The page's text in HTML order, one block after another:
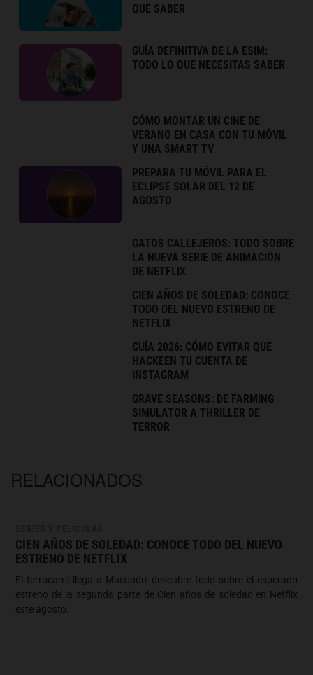
QUE SABER
GUÍA DEFINITIVA DE LA ESIM:
TODO LO QUE NECESITAS SABER
CÓMO MONTAR UN CINE DE
VERANO EN CASA CON TU MÓVIL
Y UNA SMART TV
PREPARA TU MÓVIL PARA EL
ECLIPSE SOLAR DEL 12 DE
AGOSTO
GATOS CALLEJEROS: TODO SOBRE
LA NUEVA SERIE DE ANIMACIÓN
DE NETFLIX
CIEN AÑOS DE SOLEDAD: CONOCE
TODO DEL NUEVO ESTRENO DE
NETFLIX
GUÍA 2026: CÓMO EVITAR QUE
HACKEEN TU CUENTA DE
INSTAGRAM
GRAVE SEASONS: DE FARMING
SIMULATOR A THRILLER DE
TERROR
RELACIONADOS
CIEN AÑOS DE SOLEDAD: CONOCE TODO DEL NUEVO
ESTRENO DE NETFLIX
El ferrocarril llega a Macondo: descubre todo sobre el esperado
estreno de la segunda parte de Cien años de soledad en Netflix
este agosto.